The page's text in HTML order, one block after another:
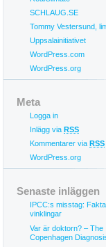
SCHLAUG.SE
Tommy Vestersund,
Uppsalainitiativet
WordPress.com
WordPress.org
Meta
Logga in
Inlägg via RSS
Kommentarer via RSS
WordPress.org
Senaste inläggen
IPCC:s misstag:
vinklingar
Var är doktorn? – The
Copenhagen